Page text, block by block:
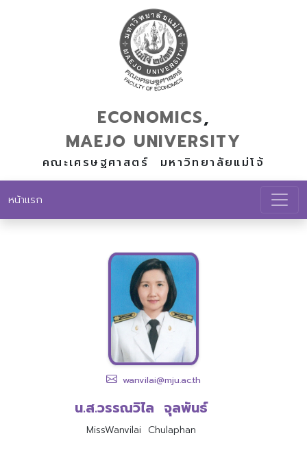
ECONOMICS,
MAEJO UNIVERSITY
คณะเศรษฐศาสตร์ มหาวิทยาลัยแม่โจ้
หน้าแรก
wanvilai@mju.ac.th
น.ส.วรรณวิไล จุลพันธ์
MissWanvilai Chulaphan